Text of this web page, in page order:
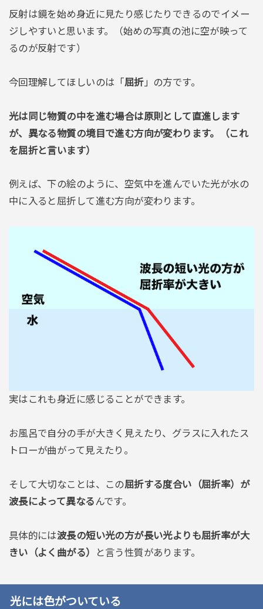
反射は鏡を始め身近に見たり感じたりできるのでイメー
ジしやすいと思います。（始めの写真の池に空が映って
るのが反射です）
今回理解してほしいのは「屈折」の方です。
光は同じ物質の中を進む場合は原則として直進します
が、異なる物質の境目で進む方向が変わります。（これ
を屈折と言います）
例えば、下の絵のように、空気中を進んでいた光が水の
中に入ると屈折して進む方向が変わります。
実はこれも身近に感じることができます。
お風呂で自分の手が大きく見えたり、グラスに入れたス
トローが曲がって見えたり。
そして大切なことは、この屈折する度合い（屈折率）が
波長によって異なる んです。
具体的には波長の短い光の方が長い光よりも屈折率が大
きい（よく曲がる）
と言う性質があります。
光には色がついている